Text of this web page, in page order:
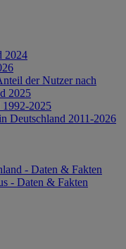
2024
der Nutzer nach
2025
1992-2025
Deutschland 2011-2026
- Daten & Fakten
- Daten & Fakten